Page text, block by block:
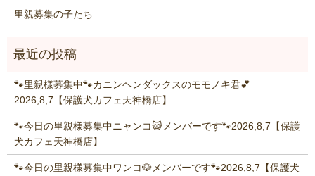
里親募集の子たち
🐾里親様募集中🐾カニンヘンダックスのモモノキ君💕
2026,8,7【保護犬カフェ天神橋店】
🐾今日の里親様募集中ニャンコ😺メンバーです🐾2026,8,7【保護
犬カフェ天神橋店】
🐾今日の里親様募集中ワンコ🐶メンバーです🐾2026,8,7【保護犬